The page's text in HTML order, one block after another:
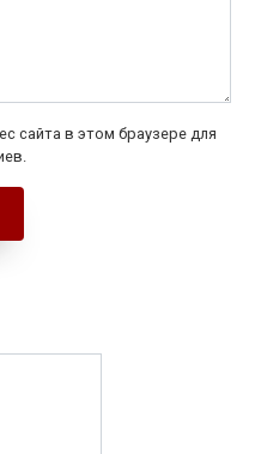
сайта в этом браузере для